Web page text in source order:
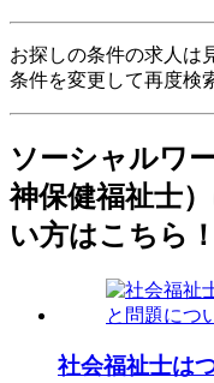
お探しの条件の求人は
条件を変更して再度検
ソーシャルワ
神保健福祉士
い方はこちら！
社会福祉士は